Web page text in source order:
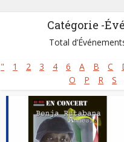
Catégorie -
Total
" 1 2 3 4 6 A B C
O
P R S